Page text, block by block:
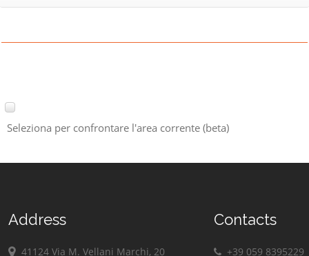
Seleziona per confrontare l'area corrente (beta)
Address
41124 Via M. Vellani Marchi, 20
Contacts
+39 059 8395229